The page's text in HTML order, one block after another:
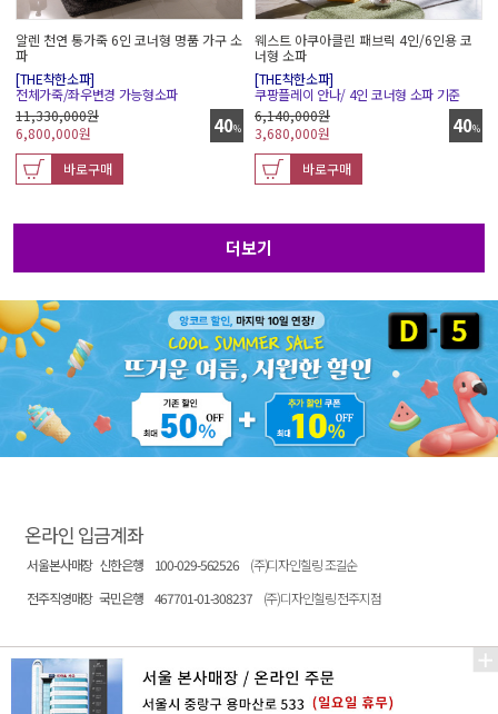
알렌 천연 통가죽 6인 코너형 명품 가구 소
파
[THE착한소파]
전체가죽/좌우변경 가능형소파
40%
11,330,000원
6,800,000원
바로구매
웨스트 아쿠아클린 패브릭 4인/6인용 코
너형 소파
[THE착한소파]
쿠팡플레이 안나/ 4인 코너형 소파 기준
40%
6,140,000원
3,680,000원
바로구매
더보기
온라인 입금계좌
서울본사매장 신한은행 100-029-562526
(주)디자인힐링 조길순
전주직영매장 국민은행 467701-01-308237 (주)디자인힐링 전주지점